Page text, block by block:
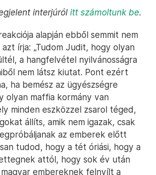
interjúról itt számoltunk be.
alapján ebből semmit nem
írja: „Tudom Judit, hogy olyan
a hangfelvétel nyilvánosságra
nem látsz kiutat. Pont ezért
ha bemész az ügyészségre
olyan maffia kormány van
minden eszközzel zsarol téged,
állíts, amik nem igazak, csak
az emberek előtt
tudod, hogy a tét óriási, hogy a
attól, hogy sok év után
embereknek felnyílt a